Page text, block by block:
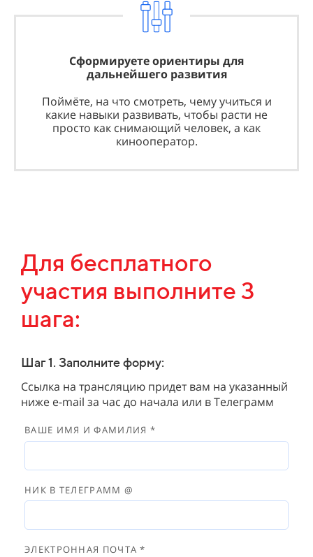
Сформируете ориентиры для
дальнейшего развития
Поймёте, на что смотреть, чему учиться и
какие навыки развивать, чтобы расти не
просто как снимающий человек, а как
кинооператор.
Для бесплатного
участия выполните 3
шага:
Шаг 1. Заполните форму:
Ссылка на трансляцию придет вам на указанный
ниже e-mail за час до начала или в Телеграмм
ВАШЕ ИМЯ И ФАМИЛИЯ *
НИК В ТЕЛЕГРАММ @
ЭЛЕКТРОННАЯ ПОЧТА *